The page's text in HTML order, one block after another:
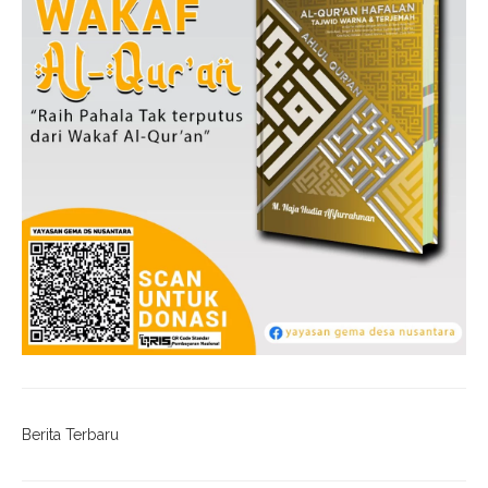
Berita Terbaru